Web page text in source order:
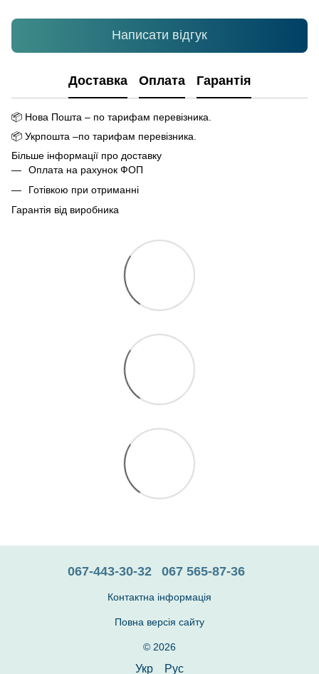
Написати відгук
Доставка Оплата Гарантія
📦 Нова Пошта – по тарифам перевізника.
📦 Укрпошта –по тарифам перевізника.
Більше інформації про доставку
Оплата на рахунок ФОП
Готівкою при отриманні
Гарантія від виробника
067-443-30-32 067 565-87-36
Контактна інформація
Повна версія сайту
© 2026
Укр Рус